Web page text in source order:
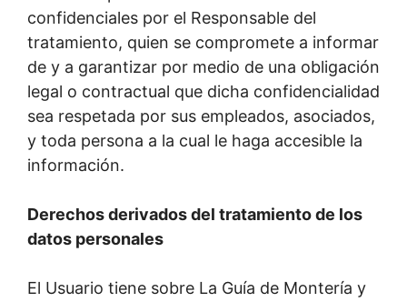
confidenciales por el Responsable del
tratamiento, quien se compromete a informar
de y a garantizar por medio de una obligación
legal o contractual que dicha confidencialidad
sea respetada por sus empleados, asociados,
y toda persona a la cual le haga accesible la
información.
Derechos derivados del tratamiento de los
datos personales
El Usuario tiene sobre La Guía de Montería y